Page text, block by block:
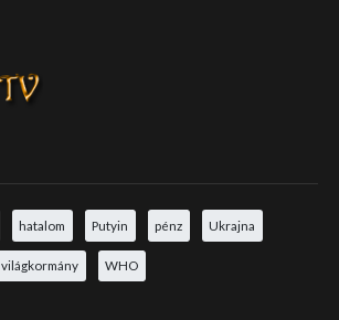
hatalom Putyin pénz Ukrajna
világkormány WHO